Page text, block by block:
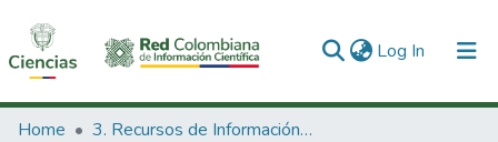
Log In (current)
Communities & Collections
Home
3. Recursos de Información Científica y Tecnológica